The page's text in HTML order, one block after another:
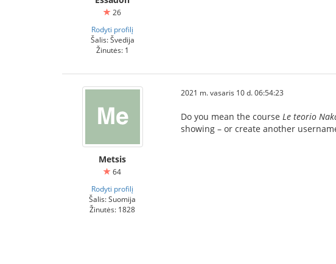
26
Rodyti profilį
Šalis: Švedija
Žinutės: 1
Metsis
64
Rodyti profilį
Šalis: Suomija
Žinutės: 1828
2021 m. vasaris 10 d. 06:54:23
Do you mean the course Le teorio
showing – or create another